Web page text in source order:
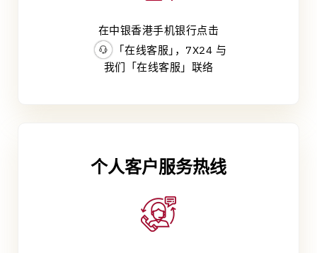
在中银香港手机银行点击
｢在线客服｣，7X24 与
我们「在线客服」联络
个人客户服务热线